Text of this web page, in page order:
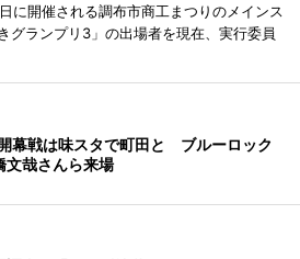
に開催される調布市商工まつりのメインス
グランプリ3」の出場者を現在、実行委員
幕戦は味スタで町田と ブルーロック
文哉さんら来場